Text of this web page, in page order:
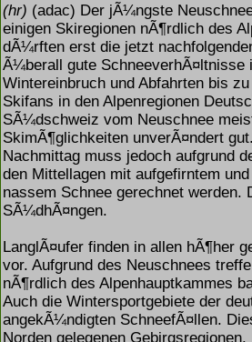
(hr) (adac) Der jÃ¼ngste
einigen Skiregionen nÃ¶rdlich des
dÃ¼rften erst die jetzt
Ã¼berall gute SchneeverhÃ¤ltnisse
Wintereinbruch und Abfahrten bis
Skifans in den Alpenregionen
SÃ¼dschweiz vom Neuschnee
SkimÃ¶glichkeiten unverÃ¤ndert
Nachmittag muss jedoch aufgrund
den Mittellagen mit aufgefirntem
nassem Schnee gerechnet
SÃ¼dhÃ¤ngen.
LanglÃ¤ufer finden in allen hÃ¶her
vor. Aufgrund des Neuschnees
nÃ¶rdlich des Alpenhauptkammes
Auch die Wintersportgebiete der
angekÃ¼ndigten SchneefÃ¤llen.
Norden gelegenen Gebirgsregionen.